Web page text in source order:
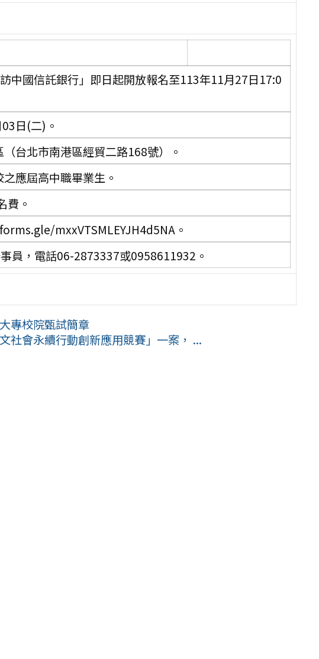
中國信託銀行」即日起開放報名至113年11月27日17:0
日(二)。
台北市南港區經貿二路168號）。
應屆高中職畢業生。
費。
mxxVTSMLEYJH4d5NA。
員，電話06-2873337或0958611932。
專校院甄試簡章
社會永續行動創新應用競賽」一案， ...